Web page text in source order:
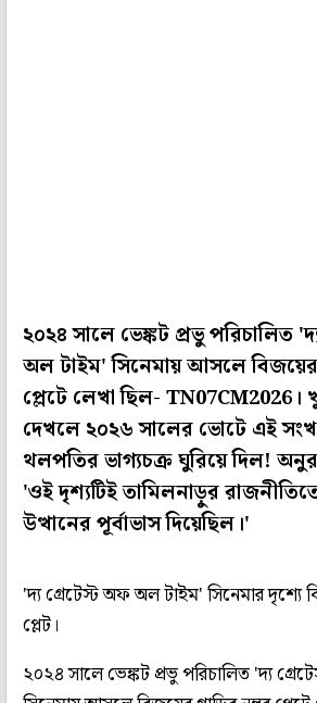
২০২৪ সালে ভেঙ্কট প্রভু পরিচালিত
অল টাইম' সিনেমায় আসলে বিজয়ের
প্লেটে লেখা ছিল- TN07CM2026।
দেখলে ২০২৬ সালের ভোটে এই
থলপতির ভাগ্যচক্র ঘুরিয়ে দিল!
'ওই দৃশ্যটিই তামিলনাড়ুর
উত্থানের পূর্বাভাস দিয়েছিল।'
'দ্য গ্রেটেস্ট অফ অল টাইম' সিনেমার দৃশ্যে
প্লেট।
২০২৪ সালে ভেঙ্কট প্রভু পরিচালিত 'দ্য